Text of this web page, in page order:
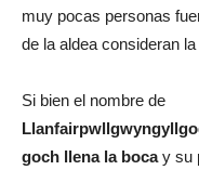
muy pocas personas
de la aldea consideran
Si bien el nombre de
goch llena la bocay su